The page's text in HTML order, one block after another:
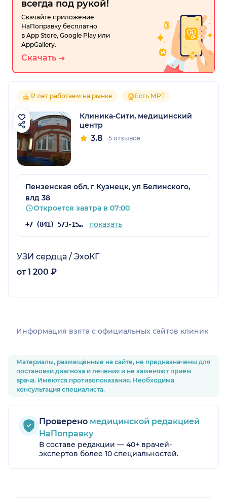
всегда под рукой!
Скачайте приложение
НаПоправку бесплатно
в App Store, Google Play или
AppGallery.
Скачать
12 лет работаем на рынке Есть МРТ
Клиника-Сити, медицинский
центр
3.8 5 отзывов
Пензенская обл, г Кузнецк, ул Белинского,
влд 38
Откроется завтра в 07:00
+7 (841) 573-15-23 показать
УЗИ сердца / ЭхоКГ
от 1 200 ₽
Информация взята c официальных сайтов клиник
Материалы, размещённые на сайте, не предназначены для
постановки диагноза и лечения и не заменяют приём
врача. Имеются противопоказания. Необходима
консультация специалиста.
Проверено медицинской редакцией
НаПоправку
В составе редакции — 40+ врачей-
экспертов более 10 специальностей.